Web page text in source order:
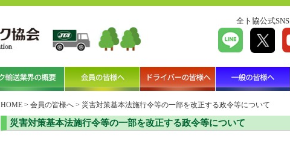
全ト協公式SNS
HOME > 会員の皆様へ > 災害対策基本法施行令等の一部を改正する政令等について
災害対策基本法施行令等の一部を改正する政令等について